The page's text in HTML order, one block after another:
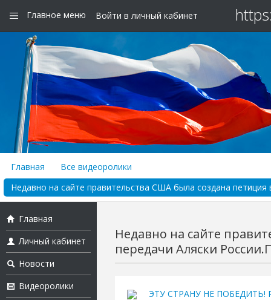
Главное меню Войти в личный кабинет
Главная
Все видеоролики
Недавно на сайте правительства США была создана петиция
Главная
Личный кабинет
Новости
Видеоролики
Недавно на сайте
передачи Аляски
ЭТУ СТРАНУ НЕ ПОБЕДИТЬ!